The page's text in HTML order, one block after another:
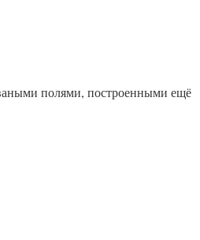
полями, построенными ещё